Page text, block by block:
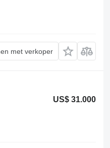
met verkoper
US$ 31.000